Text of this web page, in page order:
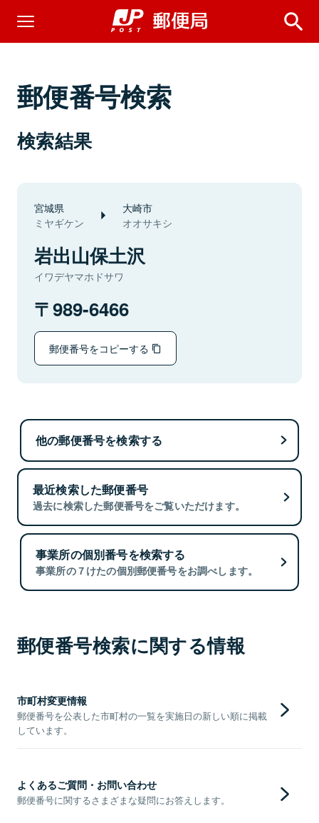
郵便番号検索
検索結果
宮城県
ミヤギケン
大崎市
オオサキシ
岩出山保土沢
イワデヤマホドサワ
989-6466
郵便番号をコピーする
他の郵便番号を検索する
最近検索した郵便番号
過去に検索した郵便番号をご覧いただけます。
事業所の個別番号を検索する
事業所の７けたの個別郵便番号をお調べします。
郵便番号検索に関する情報
市町村変更情報
郵便番号を公表した市町村の一覧を実施日の新しい順に掲載
しています。
よくあるご質問・お問い合わせ
郵便番号に関するさまざまな疑問にお答えします。